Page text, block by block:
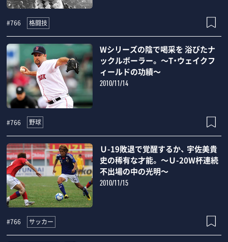
#766 格闘技
Wシリーズの陰で喝采を 浴びたナ
ックルボーラー。 ～T・ウェイクフ
ィールドの功績～
2010/11/14
#766 野球
Ｕ-19敗退で覚醒するか、 宇佐美貴
史の稀有な才能。 ～Ｕ-20W杯連続
不出場の中の光明～
2010/11/15
#766 サッカー